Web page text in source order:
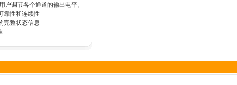
户调节各个通道的输出电平。
靠性和连续性
完整状态信息